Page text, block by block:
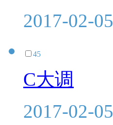
2017-02-05
45
C大调
2017-02-05